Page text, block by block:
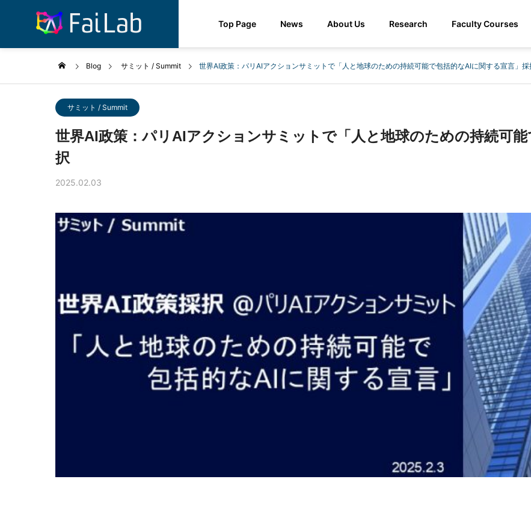
Top Page News About Us Research Faculty Courses
Blog サミット / Summit 世界AI政策：パリAIアクションサミットで「人と地球のための持続可能で包括的なAIに関する宣言」採
サミット / Summit
世界AI政策：パリAIアクションサミットで「人と地球のための持続可
択
2025.02.03